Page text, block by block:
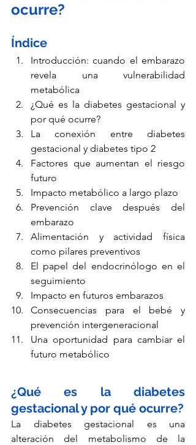
ocurre?
Índice
Introducción: cuando el embarazo
revela una vulnerabilidad
metabólica
¿Qué es la diabetes gestacional y
por qué ocurre?
La conexión entre diabetes
gestacional y diabetes tipo 2
Factores que aumentan el riesgo
futuro
Impacto metabólico a largo plazo
Prevención clave después del
embarazo
Alimentación y actividad física
como pilares preventivos
El papel del endocrinólogo en el
seguimiento
Impacto en futuros embarazos
Consecuencias para el bebé y
prevención intergeneracional
Una oportunidad para cambiar el
futuro metabólico
¿Qué es la diabetes
gestacional y por qué ocurre?
La diabetes gestacional es una
alteración del metabolismo de la